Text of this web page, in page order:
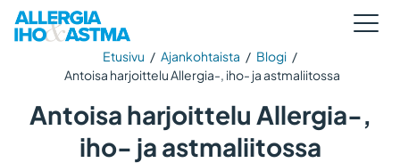
Etusivu / Ajankohtaista / Blogi /
Antoisa harjoittelu Allergia-, iho- ja astmaliitossa
Antoisa harjoittelu Allergia-,
iho- ja astmaliitossa